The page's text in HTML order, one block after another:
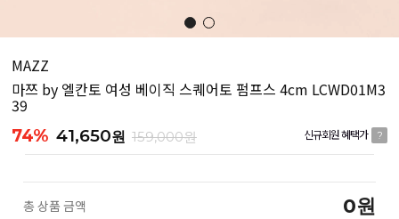
MAZZ
마쯔 by 엘칸토 여성 베이직 스퀘어토 펌프스 4cm LCWD01M3
39
74% 41,650원 159,000원 신규회원 혜택가 ?
총 상품 금액 0원